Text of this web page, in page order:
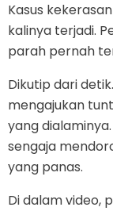
Kasus
kalinya terjadi.
parah pernah
Dikutip dari
mengajukan
yang
sengaja
yang panas.
Di dalam video,